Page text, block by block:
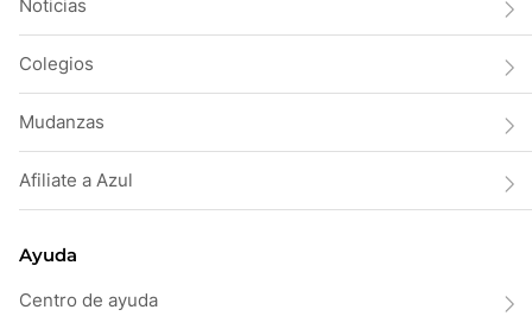
Noticias
Colegios
Mudanzas
Afiliate a Azul
Ayuda
Centro de ayuda